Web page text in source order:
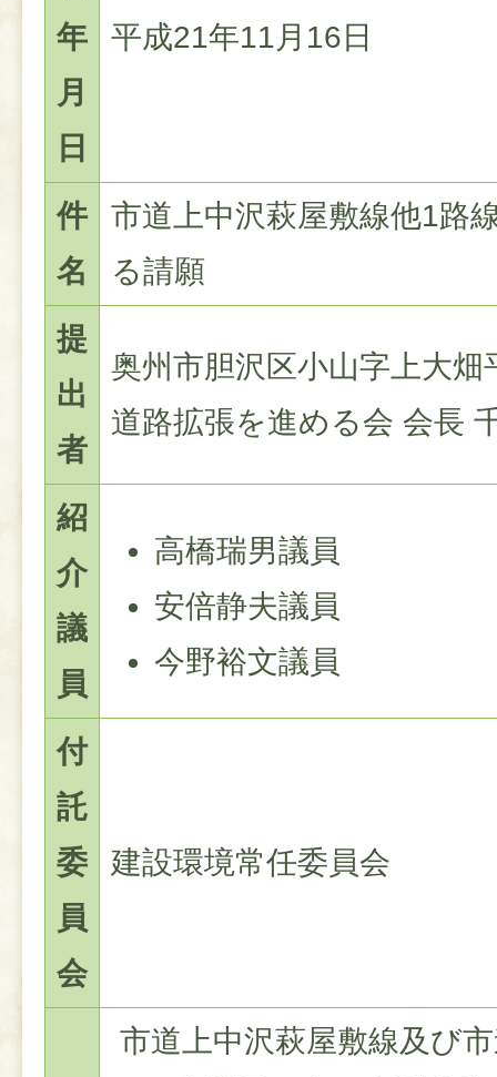
年
月
日
平成21年11月16日
件
名
市道上中沢萩屋敷線他1路
る請願
提
出
者
奥州市胆沢区小山字上大畑
道路拡張を進める会 会長
紹
介
議
員
高橋瑞男議員
安倍静夫議員
今野裕文議員
付
託
委
員
会
建設環境常任委員会
市道上中沢萩屋敷線及び